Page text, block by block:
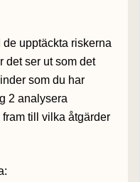
upptäckta riskerna
det ser ut som det
som du har
2 analysera
till vilka åtgärder